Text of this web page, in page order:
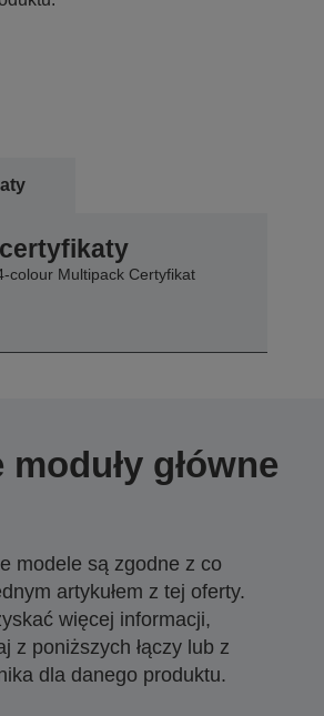
colour Multipack Certyfikat
główne
modele są zgodne z co
artykułem z tej oferty.
więcej informacji,
z poniższych łączy lub z
dla danego produktu.